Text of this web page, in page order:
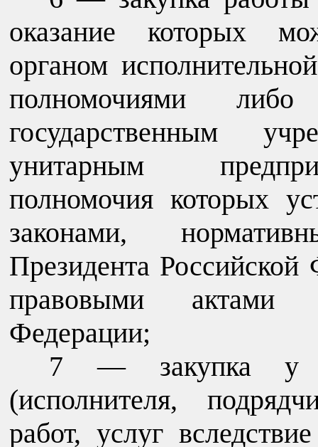
оказание которых
органом
полномочиями
государственным
унитарным
полномочия которых
законами,
Президента
правовыми актами
Федерации;
7 — закупка у
(исполнителя,
работ, услуг